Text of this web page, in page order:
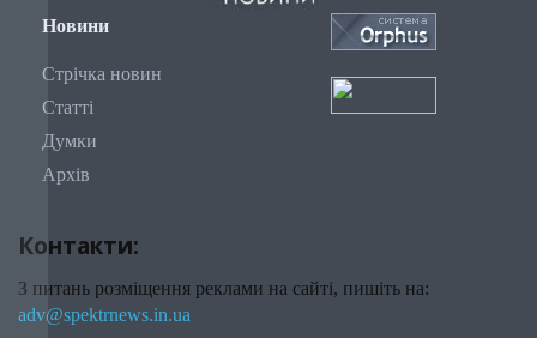
Новини
Стрічка новин
Статті
Думки
Архів
Контакти:
З питань розміщення реклами на сайті, пишіть на:
adv@spektrnews.in.ua